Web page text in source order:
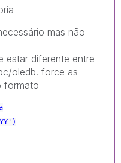
mas não
estar diferente entre
oledb. force as
formato